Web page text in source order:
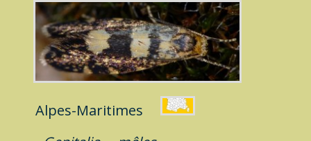
Alpes-Maritimes